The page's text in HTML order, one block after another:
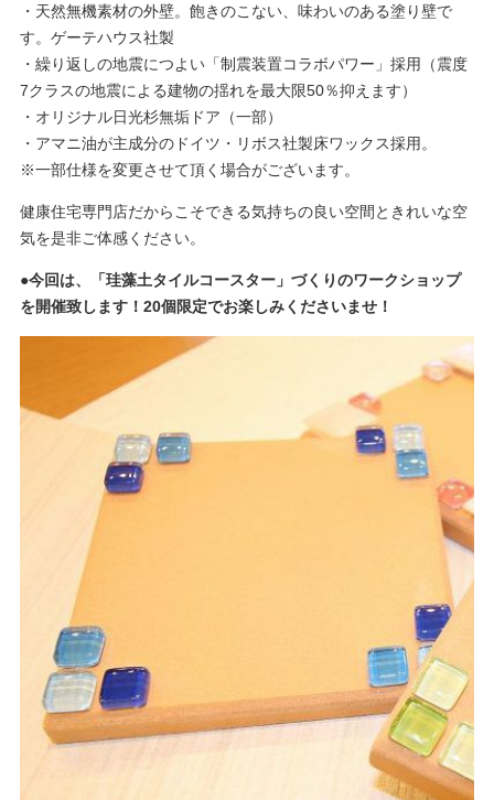
・天然無機素材の外壁。飽きのこない、味わいのある塗り壁で
す。ゲーテハウス社製
・繰り返しの地震につよい「制震装置コラボパワー」採用（震度
7クラスの地震による建物の揺れを最大限50％抑えます）
・オリジナル日光杉無垢ドア（一部）
・アマニ油が主成分のドイツ・リボス社製床ワックス採用。
※一部仕様を変更させて頂く場合がございます。
健康住宅専門店だからこそできる気持ちの良い空間ときれいな空
気を是非ご体感ください。
●今回は、「珪藻土タイルコースター」づくりのワークショップ
を開催致します！20個限定でお楽しみくださいませ！